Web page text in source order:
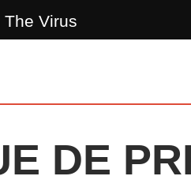
The Virus
DE